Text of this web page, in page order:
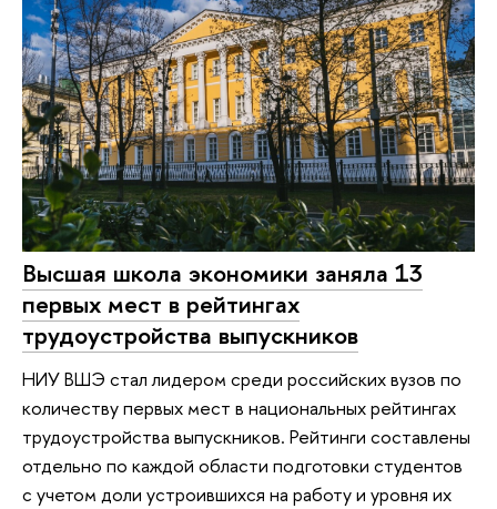
Высшая школа экономики заняла 13
первых мест в рейтингах
трудоустройства выпускников
НИУ ВШЭ стал лидером среди российских вузов по
количеству первых мест в национальных рейтингах
трудоустройства выпускников. Рейтинги составлены
отдельно по каждой области подготовки студентов
с учетом доли устроившихся на работу и уровня их